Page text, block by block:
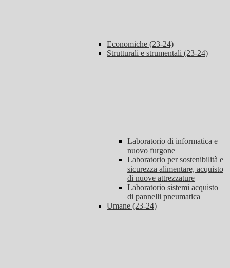
Economiche (23-24)
Strutturali e strumentali (23-24)
Laboratorio di informatica e
nuovo furgone
Laboratorio per sostenibilità e
sicurezza alimentare, acquisto
di nuove attrezzature
Laboratorio sistemi acquisto
di pannelli pneumatica
Umane (23-24)